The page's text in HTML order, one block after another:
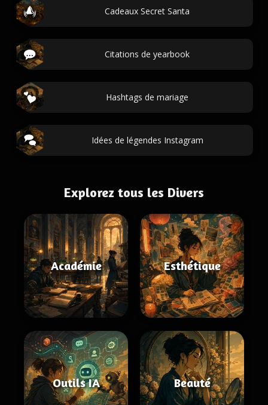
Cadeaux Secret Santa
Citations de yearbook
Hashtags de mariage
Idées de légendes Instagram
Explorez tous les Divers
Académie Esthétique
Outils IA Beauté